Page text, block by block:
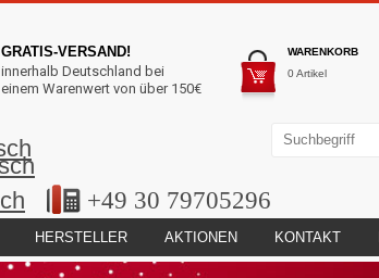
WARENKORB
0 Artikel
GRATIS-VERSAND!
innerhalb Deutschland bei
einem Warenwert von über 150€
+49 30 79705296
HERSTELLER AKTIONEN KONTAKT